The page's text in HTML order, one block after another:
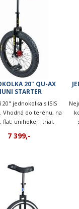
20" QU-AX
STARTER
20" jednokolka s ISIS
Vhodná do terénu, na
flat, unihokej i trial.
7 399,-